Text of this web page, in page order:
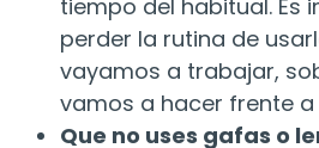
tiempo del habitual. Es
perder la rutina de
vayamos a trabajar,
vamos a hacer frente
Que no uses gafas o